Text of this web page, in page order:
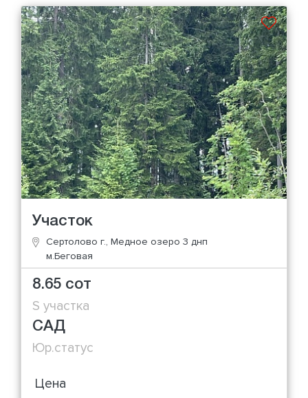
Участок
Сертолово г., Медное озеро 3 днп
м.Беговая
8.65 сот
S участка
САД
Юр.статус
Цена